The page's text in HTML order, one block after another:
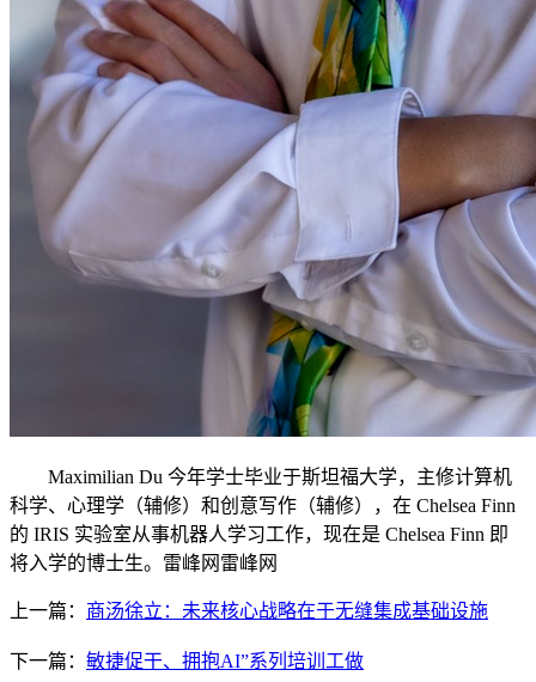
Maximilian Du 今年学士毕业于斯坦福大学，主修计算机
科学、心理学（辅修）和创意写作（辅修），在 Chelsea Finn
的 IRIS 实验室从事机器人学习工作，现在是 Chelsea Finn 即
将入学的博士生。雷峰网雷峰网
上一篇： 商汤徐立：未来核心战略在于无缝集成基础设施
下一篇： 敏捷促干、拥抱AI”系列培训工做